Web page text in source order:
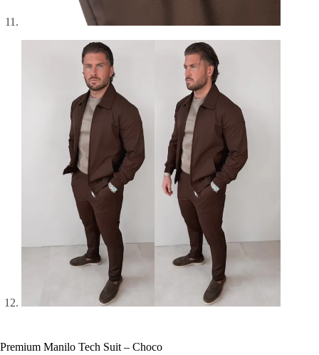
Premium Manilo Tech Suit – Choco